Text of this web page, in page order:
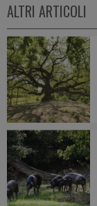
ALTRI ARTICOLI